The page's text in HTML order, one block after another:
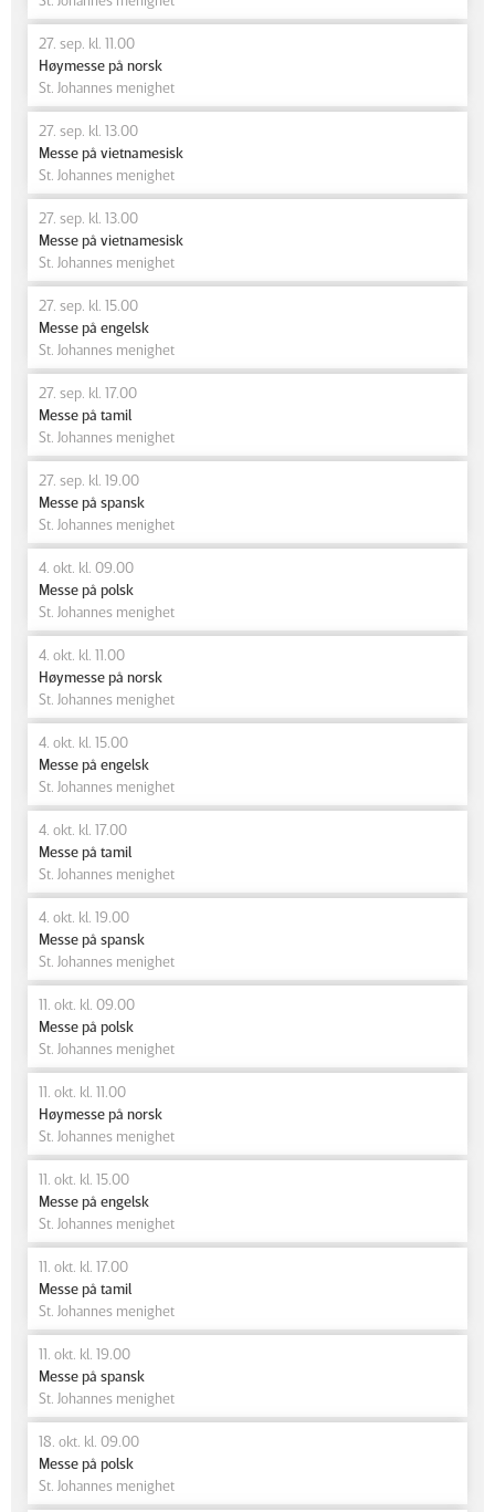
27. sep. kl. 11.00
Høymesse på norsk
St. Johannes menighet
27. sep. kl. 13.00
Messe på vietnamesisk
St. Johannes menighet
27. sep. kl. 13.00
Messe på vietnamesisk
St. Johannes menighet
27. sep. kl. 15.00
Messe på engelsk
St. Johannes menighet
27. sep. kl. 17.00
Messe på tamil
St. Johannes menighet
27. sep. kl. 19.00
Messe på spansk
St. Johannes menighet
4. okt. kl. 09.00
Messe på polsk
St. Johannes menighet
4. okt. kl. 11.00
Høymesse på norsk
St. Johannes menighet
4. okt. kl. 15.00
Messe på engelsk
St. Johannes menighet
4. okt. kl. 17.00
Messe på tamil
St. Johannes menighet
4. okt. kl. 19.00
Messe på spansk
St. Johannes menighet
11. okt. kl. 09.00
Messe på polsk
St. Johannes menighet
11. okt. kl. 11.00
Høymesse på norsk
St. Johannes menighet
11. okt. kl. 15.00
Messe på engelsk
St. Johannes menighet
11. okt. kl. 17.00
Messe på tamil
St. Johannes menighet
11. okt. kl. 19.00
Messe på spansk
St. Johannes menighet
18. okt. kl. 09.00
Messe på polsk
St. Johannes menighet